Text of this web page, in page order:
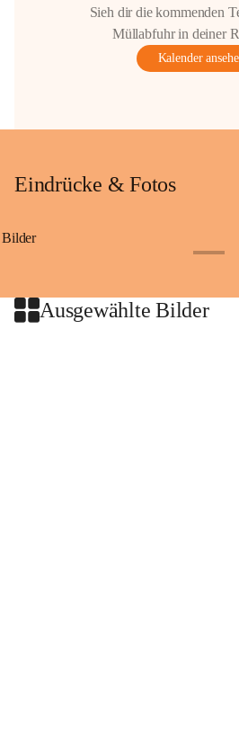
Sieh dir die kommenden
Müllabfuhr in deiner
Kalender
Eindrücke & Fotos
Bilder
Ausgewählte Bilder